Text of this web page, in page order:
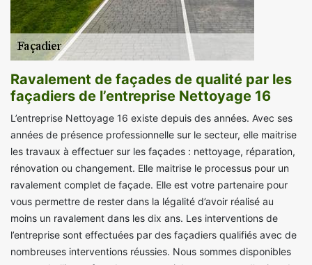
Ravalement de façades de qualité par les
façadiers de l’entreprise Nettoyage 16
L’entreprise Nettoyage 16 existe depuis des années. Avec ses
années de présence professionnelle sur le secteur, elle maitrise
les travaux à effectuer sur les façades : nettoyage, réparation,
rénovation ou changement. Elle maitrise le processus pour un
ravalement complet de façade. Elle est votre partenaire pour
vous permettre de rester dans la légalité d’avoir réalisé au
moins un ravalement dans les dix ans. Les interventions de
l’entreprise sont effectuées par des façadiers qualifiés avec de
nombreuses interventions réussies. Nous sommes disponibles